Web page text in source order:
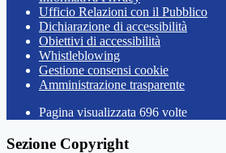
Ufficio Relazioni con il Pubblico
Dichiarazione di accessibilità
Obiettivi di accessibilità
Whistleblowing
Gestione consensi cookie
Amministrazione trasparente
Pagina visualizzata 696 volte
Sezione Copyright